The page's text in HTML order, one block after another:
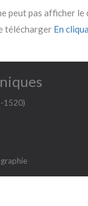
peut pas afficher le
télécharger En
1520)